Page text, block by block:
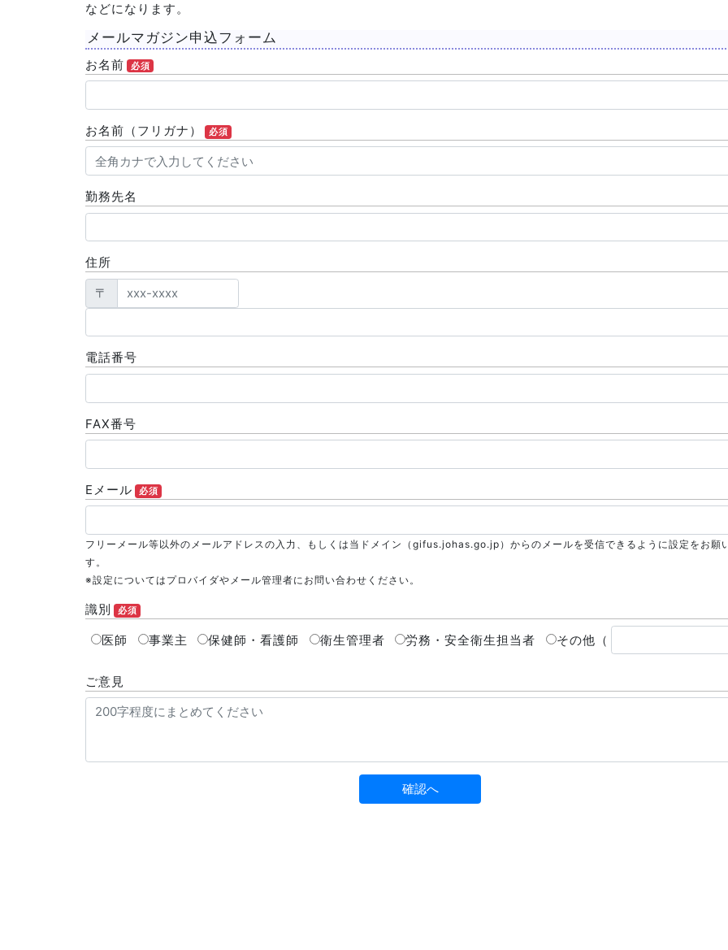
などになります。
メールマガジン申込フォーム
お名前 必須
お名前（フリガナ） 必須
勤務先名
住所
〒
電話番号
FAX番号
Eメール 必須
フリーメール等以外のメールアドレスの入力、もしくは当ドメイン（gifus.johas.go.jp）からのメールを受信できるように設定をお願
す。
※設定についてはプロバイダやメール管理者にお問い合わせください。
識別 必須
医師 事業主 保健師・看護師 衛生管理者 労務・安全衛生担当者 その他（
ご意見
確認へ